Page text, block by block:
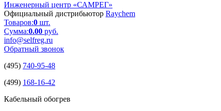
Инженерный центр «САМРЕГ»
Официальный дистрибьютор Raychem
Товаров:0 шт.
Сумма:0.00 руб.
info@selfreg.ru
Обратный звонок
(495) 740-95-48
(499) 168-16-42
Кабельный обогрев